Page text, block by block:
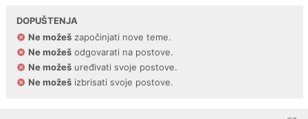
DOPUŠTENJA
Ne možeš započinjati nove teme.
Ne možeš odgovarati na postove.
Ne možeš uređivati svoje postove.
Ne možeš izbrisati svoje postove.